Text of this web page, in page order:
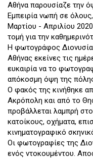
Αθήνα παρουσίαζε την
Εμπειρία νωπή σε
Μαρτίου - Απριλίου
τομή για την
Η φωτογράφος Διονυσία
Αθήνας εκείνες τις
ευκαιρία να το
απόκοσμη όψη της
Ο φακός της κινήθηκε
Ακρόπολη και από το
προβάλλεται λαμπρή
κατοίκους, οχήματα,
κινηματογραφικό
Οι φωτογραφίες της
ενός ντοκουμέντου.